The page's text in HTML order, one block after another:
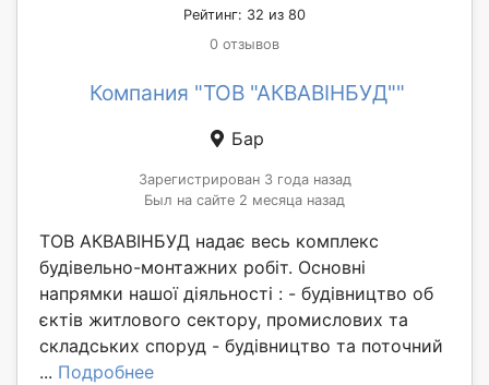
Рейтинг: 32 из 80
0 отзывов
Компания "ТОВ "АКВАВІНБУД""
Бар
Зарегистрирован 3 года назад
Был на сайте 2 месяца назад
ТОВ АКВАВІНБУД надає весь комплекс
будівельно-монтажних робіт. Основні
напрямки нашої діяльності : - будівництво об
єктів житлового сектору, промислових та
складських споруд - будівництво та поточний
... Подробнее